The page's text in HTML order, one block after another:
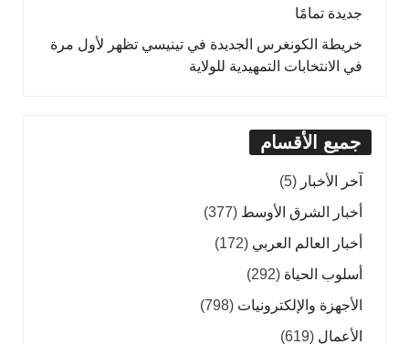
جديدة تمامًا
خريطة الكونغرس الجديدة في تينيسي تظهر لأول مرة
في الانتخابات التمهيدية للولاية
جميع الأقسام
آخر الأخبار (5)
أخبار الشرق الأوسط (377)
أخبار العالم العربي (172)
أسلوب الحياة (292)
الأجهزة والإلكترونيات (798)
الأعمال (619)